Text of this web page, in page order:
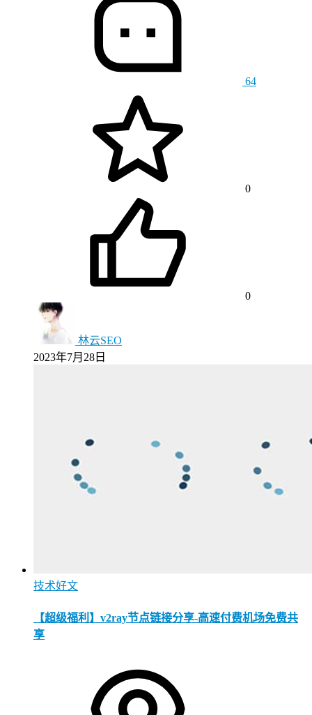
64
0
0
林云SEO
2023年7月28日
技术好文
【超级福利】v2ray节点链接分享-高速付费机场免费共
享